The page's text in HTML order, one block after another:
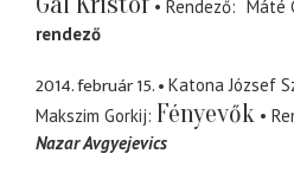
Rendező
Máté
rendező
2014. február 15.
Katona József
Makszim Gorkij Fényevők
Nazar Avgyejevics